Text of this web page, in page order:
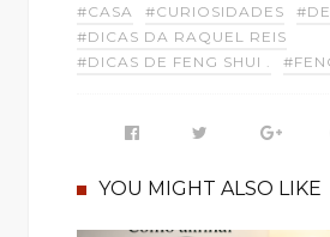
#CASA #CURIOSIDADES
#DICAS DA RAQUEL REIS
#DICAS DE FENG SHUI .
YOU MIGHT ALSO LIKE